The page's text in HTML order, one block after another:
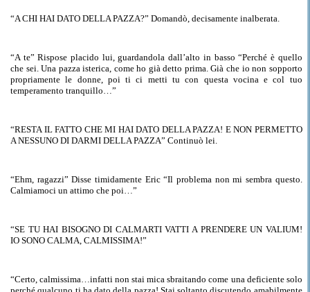
“A CHI HAI DATO DELLA PAZZA?” Domandò, decisamente inalberata.
“A te” Rispose placido lui, guardandola dall’alto in basso “Perché èquello
che sei.Una pazza isterica, come ho già detto prima. Già che io non sopporto
propriamente le donne, poi ti ci metti tu con questa vocina e col tuo
temperamento tranquillo…”
“RESTA IL FATTO CHEMI HAI DATO DELLA PAZZA! ENON PERMETTO
A NESSUNO DI DARMI DELLA PAZZA” Continuò lei.
“Ehm, ragazzi”Disse timidamente Eric “Il problema non mi sembraquesto.
Calmiamoci un attimo che poi…”
“SE TU HAI BISOGNO DI CALMARTIVATTI A PRENDERE UN VALIUM!
IO SONO CALMA, CALMISSIMA!”
“Certo, calmissima…infatti non stai mica sbraitando come una deficiente solo